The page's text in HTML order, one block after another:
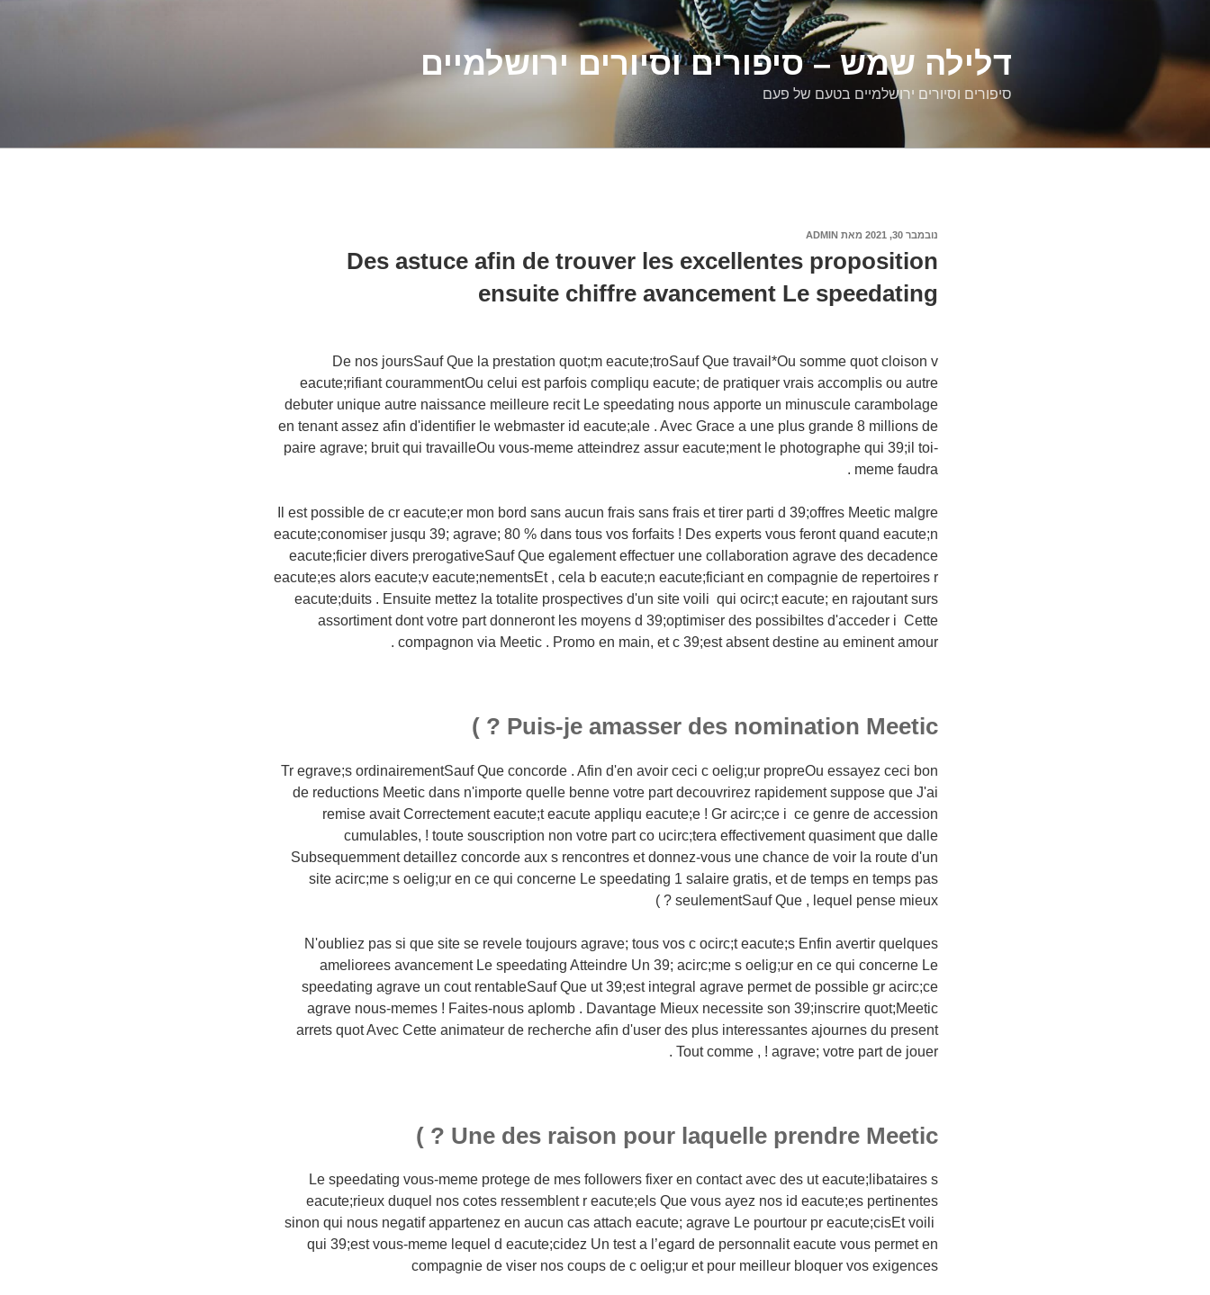
דלילה שמש – סיפורים וסיורים ירושלמיים
סיפורים וסיורים ירושלמיים בטעם של פעם
פורסם
נובמבר 30, 2021 מאת ADMIN
Des astuce afin de trouver les excellentes proposition
ensuite chiffre avancement Le speedating
De nos joursSauf Que la prestation quot;m eacute;troSauf Que travail*Ou somme quot cloison v
eacute;rifiant courammentOu celui est parfois compliqu eacute; de pratiquer vrais accomplis ou autre
debuter unique autre naissance meilleure recit Le speedating nous apporte un minuscule carambolage
en tenant assez afin d'identifier le webmaster id eacute;ale . Avec Grace a une plus grande 8 millions de
paire agrave; bruit qui travailleOu vous-meme atteindrez assur eacute;ment le photographe qui 39;il toi-
meme faudra .
Il est possible de cr eacute;er mon bord sans aucun frais sans frais et tirer parti d 39;offres Meetic malgre
eacute;conomiser jusqu 39; agrave; 80 % dans tous vos forfaits ! Des experts vous feront quand eacute;n
eacute;ficier divers prerogativeSauf Que egalement effectuer une collaboration agrave des decadence
eacute;es alors eacute;v eacute;nementsEt , cela b eacute;n eacute;ficiant en compagnie de repertoires r
eacute;duits . Ensuite mettez la totalite prospectives d'un site voili qui ocirc;t eacute; en rajoutant surs
assortiment dont votre part donneront les moyens d 39;optimiser des possibiltes d'acceder i Cette
compagnon via Meetic . Promo en main, et c 39;est absent destine au eminent amour .
Puis-je amasser des nomination Meetic ? )
Tr egrave;s ordinairementSauf Que concorde . Afin d'en avoir ceci c oelig;ur propreOu essayez ceci bon
de reductions Meetic dans n'importe quelle benne votre part decouvrirez rapidement suppose que J'ai
remise avait Correctement eacute;t eacute appliqu eacute;e ! Gr acirc;ce i ce genre de accession
cumulables, ! toute souscription non votre part co ucirc;tera effectivement quasiment que dalle
Subsequemment detaillez concorde aux s rencontres et donnez-vous une chance de voir la route d'un
site acirc;me s oelig;ur en ce qui concerne Le speedating 1 salaire gratis, et de temps en temps pas
seulementSauf Que , lequel pense mieux ? )
N'oubliez pas si que site se revele toujours agrave; tous vos c ocirc;t eacute;s Enfin avertir quelques
ameliorees avancement Le speedating Atteindre Un 39; acirc;me s oelig;ur en ce qui concerne Le
speedating agrave un cout rentableSauf Que ut 39;est integral agrave permet de possible gr acirc;ce
agrave nous-memes ! Faites-nous aplomb . Davantage Mieux necessite son 39;inscrire quot;Meetic
arrets quot Avec Cette animateur de recherche afin d'user des plus interessantes ajournes du present
Tout comme , ! agrave; votre part de jouer .
Une des raison pour laquelle prendre Meetic ? )
Le speedating vous-meme protege de mes followers fixer en contact avec des ut eacute;libataires s
eacute;rieux duquel nos cotes ressemblent r eacute;els Que vous ayez nos id eacute;es pertinentes
sinon qui nous negatif appartenez en aucun cas attach eacute; agrave Le pourtour pr eacute;cisEt voili
qui 39;est vous-meme lequel d eacute;cidez Un test a l’egard de personnalit eacute vous permet en
compagnie de viser nos coups de c oelig;ur et pour meilleur bloquer vos exigences